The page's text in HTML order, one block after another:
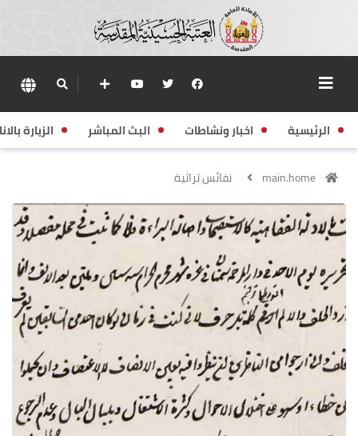
الرئيسية اخبار ونشاطات البث المباشر الزيارة
main.home نفائس تراثية